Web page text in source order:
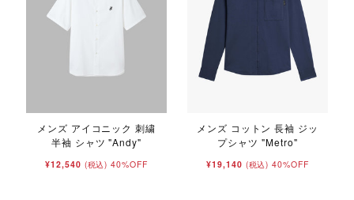
メンズ アイコニック 刺繍
半袖 シャツ "Andy"
¥12,540 (税込) 40%OFF
メンズ コットン 長袖 ジッ
プシャツ "Metro"
¥19,140 (税込) 40%OFF